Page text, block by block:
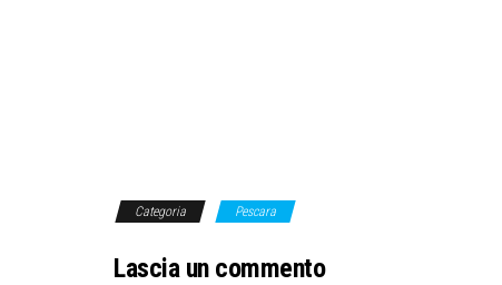
Categoria Pescara
Lascia un commento